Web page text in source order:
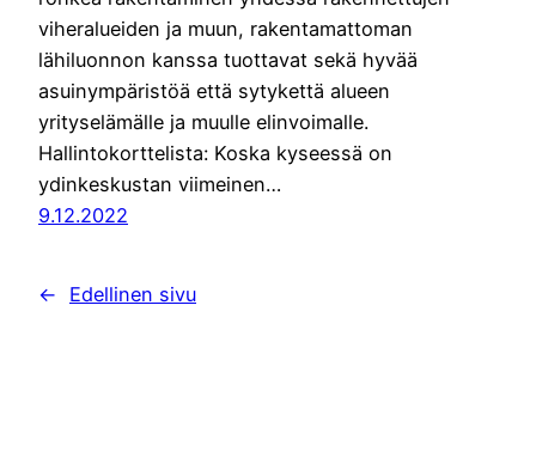
viheralueiden ja muun, rakentamattoman
lähiluonnon kanssa tuottavat sekä hyvää
asuinympäristöä että sytykettä alueen
yrityselämälle ja muulle elinvoimalle.
Hallintokorttelista: Koska kyseessä on
ydinkeskustan viimeinen…
9.12.2022
← Edellinen sivu